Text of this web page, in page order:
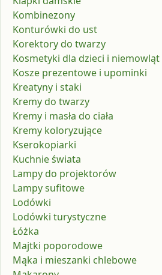
Kombinezony
Konturówki do ust
Korektory do twarzy
Kosmetyki dla dzieci i niemowląt
Kosze prezentowe i upominki
Kreatyny i staki
Kremy do twarzy
Kremy i masła do ciała
Kremy koloryzujące
Kserokopiarki
Kuchnie świata
Lampy do projektorów
Lampy sufitowe
Lodówki
Lodówki turystyczne
Łóżka
Majtki poporodowe
Mąka i mieszanki chlebowe